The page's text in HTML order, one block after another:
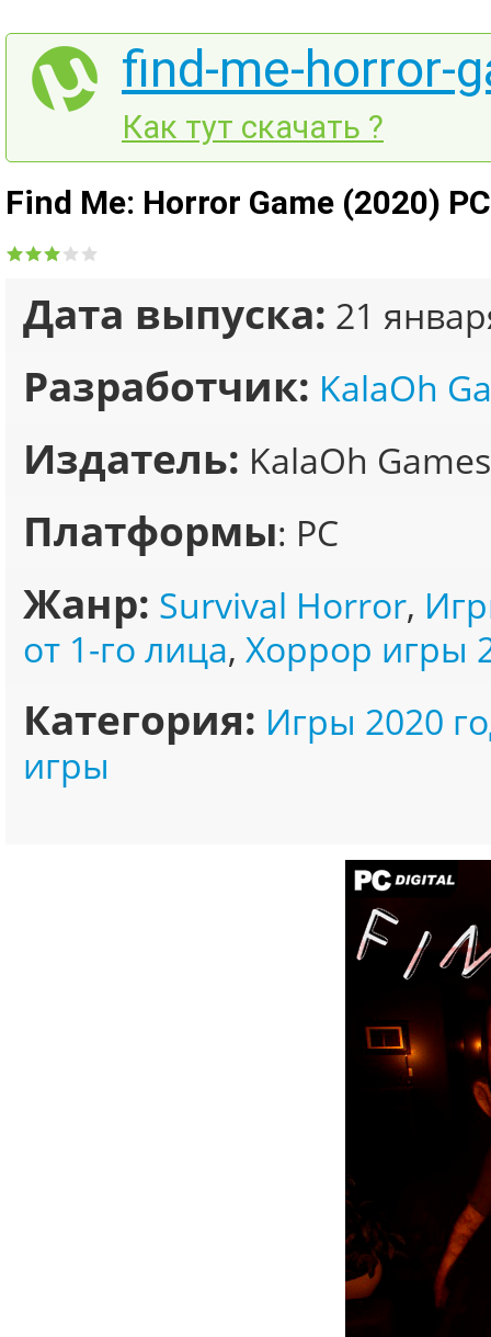
find-me-horror-
Как тут скачать ?
Find Me: Horror Game (2020)
Дата выпуска: 21
Разработчик: KalaOh
Издатель: KalaOh Games
Платформы: PC
Жанр: Survival Horror,
от 1-го лица, Хоррор игры
Категория: Игры 2020
игры